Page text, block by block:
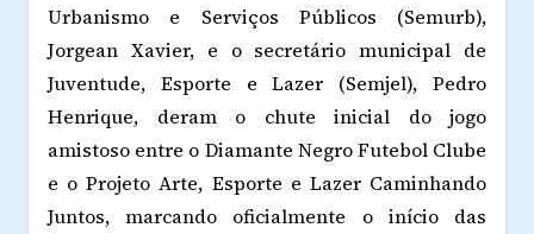
Urbanismo e Serviços Públicos (Semurb),
Jorgean Xavier, e o secretário municipal de
Juventude, Esporte e Lazer (Semjel), Pedro
Henrique, deram o chute inicial do jogo
amistoso entre o Diamante Negro Futebol Clube
e o Projeto Arte, Esporte e Lazer Caminhando
Juntos, marcando oficialmente o início das